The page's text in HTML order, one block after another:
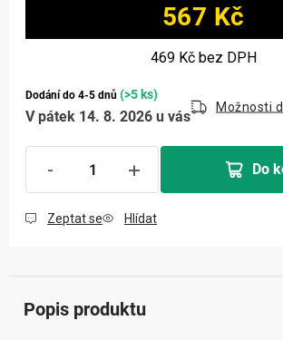
567 Kč
469 Kčbez DPH
Dodání do 4-5 dnů (>5 ks)
V pátek 14. 8. 2026 u vás
Možnosti
Do
Zeptat se Hlídat
Popis produktu